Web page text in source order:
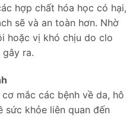
hợp chất hóa học có hại,
sẽ và an toàn hơn. Nhờ
hoặc vị khó chịu do clo
ra.
mắc các bệnh về da, hô
sức khỏe liên quan đến